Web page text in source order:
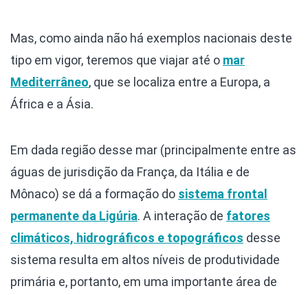
Mas, como ainda não há exemplos nacionais deste
tipo em vigor, teremos que viajar até o mar
Mediterrâneo, que se localiza entre a Europa, a
África e a Ásia.
Em dada região desse mar (principalmente entre as
águas de jurisdição da França, da Itália e de
Mônaco) se dá a formação do sistema frontal
permanente da Ligúria. A interação de fatores
climáticos, hidrográficos e topográficos desse
sistema resulta em altos níveis de produtividade
primária e, portanto, em uma importante área de